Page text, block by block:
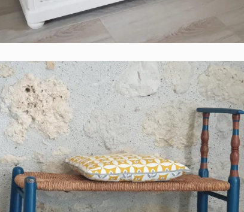
BANC CAMPAGNARD
Contemporain